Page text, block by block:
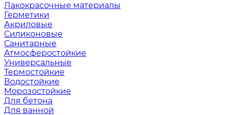
Лакокрасочные материалы
Герметики
Акриловые
Силиконовые
Санитарные
Атмосферостойкие
Универсальные
Термостойкие
Водостойкие
Морозостойкие
Для бетона
Для ванной